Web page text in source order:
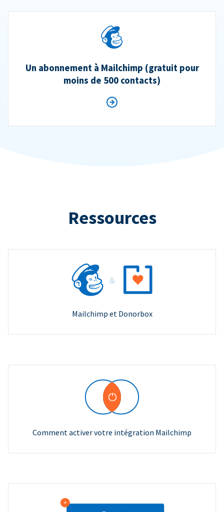
Un abonnement à Mailchimp (gratuit pour
moins de 500 contacts)
Ressources
Mailchimp et Donorbox
Comment activer votre intégration Mailchimp